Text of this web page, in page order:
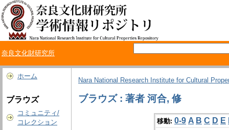
奈良文化財研究所
ホーム
ブラウズ
コミュニティ/
コレクション
Nara National Research Institute for Cultural
ブラウズ : 著者 河合, 修
移動: 0-9 A B C D E